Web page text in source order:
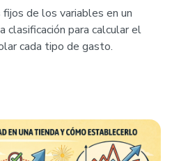
de los variables en un
clasificación para calcular el
cada tipo de gasto.